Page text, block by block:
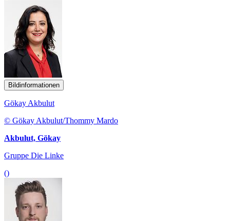
Bildinformationen
Gökay Akbulut
© Gökay Akbulut/Thommy Mardo
Akbulut, Gökay
Gruppe Die Linke
()